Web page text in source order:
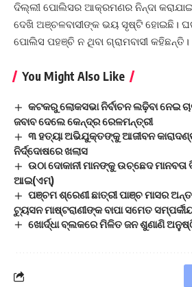
ଦିଲ୍ଲୀ ପୋଲିସର ଆକ୍ରମଣର ନିନ୍ଦା
ଦେଖି ଅଞ୍ଚଳବାସୀଙ୍କ ଭୟ ସୃଷ୍ଟି ହୋଇଛି।
ପୋଲିସ ପହଞ୍ଚି ନ ଥିବା ଗ୍ରାମବାସୀ କହିଛନ୍ତି।
You Might Also Like
କଟକରୁ ଲୋକସଭା ନିର୍ବାଚନ ଲଢ଼ିବା ନେଇ
ଜବାବ ଦେଲେ କେନ୍ଦ୍ର ରେଳମନ୍ତ୍ରୀ
୩ ହତ୍ୟା ଅଭିଯୁକ୍ତଙ୍କୁ ଆଜୀବନ
ନିର୍ଦ୍ଦୋଷରେ ଖଲାସ
ଉଠା ଦୋକାନୀ ମାନଙ୍କୁ ଉଚ୍ଛେଦ
ଆଇ(ଏମ୍)
ପଞ୍ଚମ ଶ୍ରେଣୀ ଛାତ୍ରୀ ପାଞ୍ଚ ମାସର
ଟ୍ୟୁସନ ମାଷ୍ଟରାଣୀଙ୍କ ବାପା ସମେତ
ଖୋର୍ଦ୍ଧା ବ୍ଲକରେ ମିଳିତ ଜନ ଶୁଣାଣି